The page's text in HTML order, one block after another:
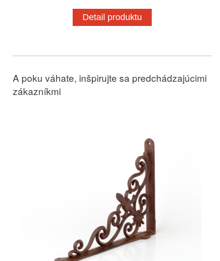
Detail produktu
A poku váhate, inšpirujte sa predchádzajúcimi
zákazníkmi